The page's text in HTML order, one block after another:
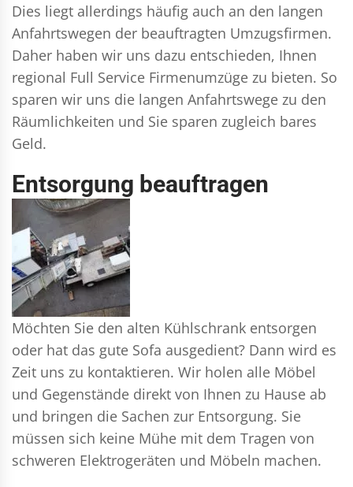
Dies liegt allerdings häufig auch an den langen
Anfahrtswegen der beauftragten Umzugsfirmen.
Daher haben wir uns dazu entschieden, Ihnen
regional Full Service Firmenumzüge zu bieten. So
sparen wir uns die langen Anfahrtswege zu den
Räumlichkeiten und Sie sparen zugleich bares
Geld.
Entsorgung beauftragen
Möchten Sie den alten Kühlschrank entsorgen
oder hat das gute Sofa ausgedient? Dann wird es
Zeit uns zu kontaktieren. Wir holen alle Möbel
und Gegenstände direkt von Ihnen zu Hause ab
und bringen die Sachen zur Entsorgung. Sie
müssen sich keine Mühe mit dem Tragen von
schweren Elektrogeräten und Möbeln machen.